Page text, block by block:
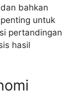
bahkan
untuk
pertandingan
hasil